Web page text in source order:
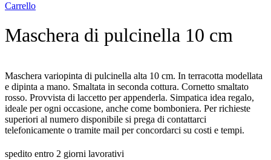
Carrello
Maschera di pulcinella 10 cm
Maschera variopinta di pulcinella alta 10 cm. In terracotta modellata
e dipinta a mano. Smaltata in seconda cottura. Cornetto smaltato
rosso. Provvista di laccetto per appenderla. Simpatica idea regalo,
ideale per ogni occasione, anche come bomboniera. Per richieste
superiori al numero disponibile si prega di contattarci
telefonicamente o tramite mail per concordarci su costi e tempi.
spedito entro 2 giorni lavorativi